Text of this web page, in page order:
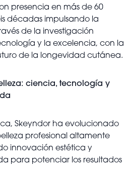
presencia en más de 60
décadas impulsando la
de la investigación
y la excelencia, con la
de la longevidad cutánea.
ciencia, tecnología y
Skeyndor ha evolucionado
profesional altamente
innovación estética y
para potenciar los resultados